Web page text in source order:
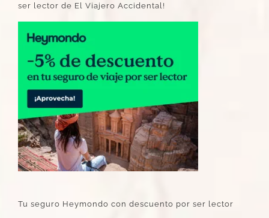
ser lector de El Viajero Accidental!
Tu seguro Heymondo con descuento por ser lector